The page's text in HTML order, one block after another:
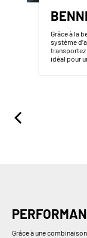
Grâce à la
système
transportez
idéal pour
Grâce à une